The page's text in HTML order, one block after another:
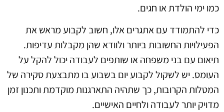
כמו ימי הולדת או חגים.
כדי להתמודד עם אתגרים אלו, חשוב לקבוע מראש את
הפעילויות החשובות ביותר ולוודא שהן מקבלות עדיפות.
תיאום עם בני משפחה או שותפים לעבודה יכול להקל על
העומס. יש לשקול לקבוע יום בשבוע בו מתבצעת סקירה של
המטלות הקרובות, כך שתהיה התארגנות מוקדמת ותכנון זמן
מדויק יותר לעבודה ולחיים האישיים.